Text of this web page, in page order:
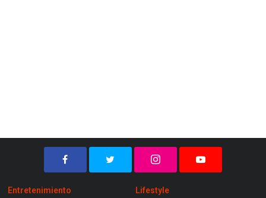
Entretenimiento
Lifestyle